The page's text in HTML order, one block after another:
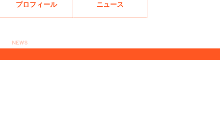
プロフィール ニュース
NEWS